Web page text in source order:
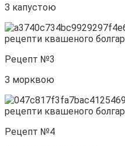
З капустою
Рецепт №3
З морквою
Рецепт №4